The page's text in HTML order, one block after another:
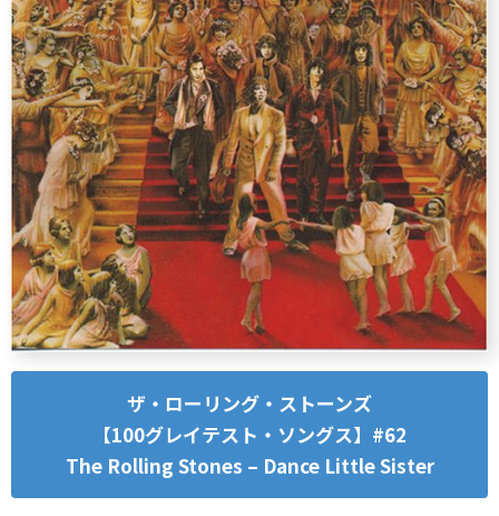
ザ・ローリング・ストーンズ
【100グレイテスト・ソングス】#62
The Rolling Stones – Dance Little Sister